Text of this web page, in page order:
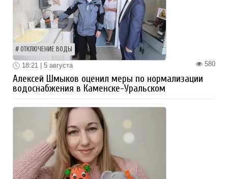
ОТКЛЮЧЕНИЕ ВОДЫ
580
18:21 | 5 августа
Алексей Шмыков оценил меры по нормализации
водоснабжения в Каменске-Уральском